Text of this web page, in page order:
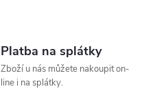
Platba na splátky
Zboží u nás můžete nakoupit on-
line i na splátky.